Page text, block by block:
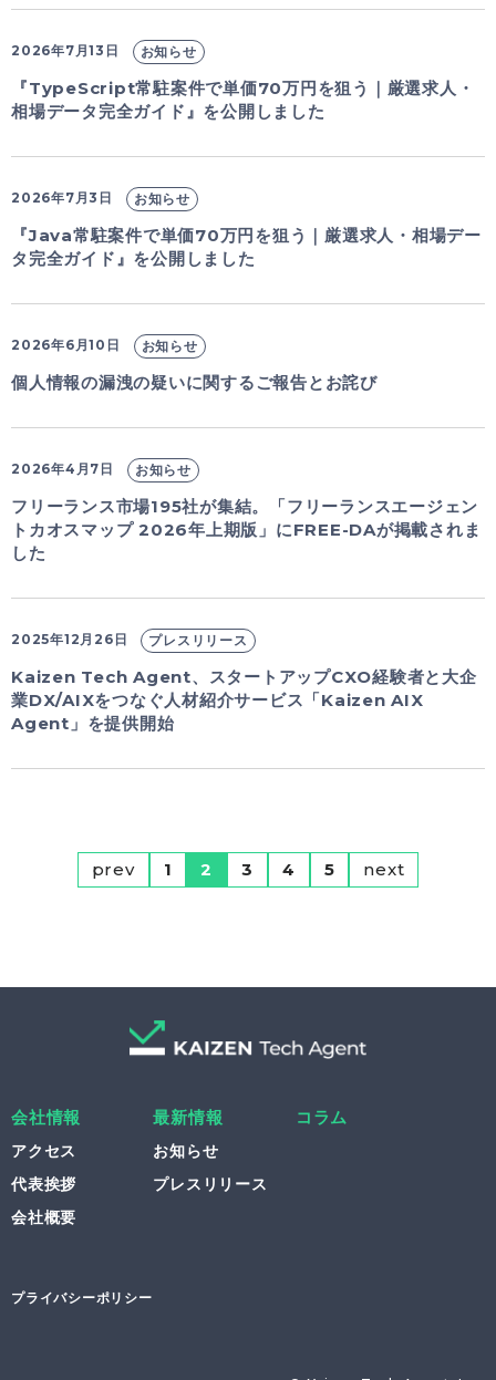
2026年7月13日 お知らせ
『TypeScript常駐案件で単価70万円を狙う｜厳選求人・
相場データ完全ガイド』を公開しました
2026年7月3日 お知らせ
『Java常駐案件で単価70万円を狙う｜厳選求人・相場デー
タ完全ガイド』を公開しました
2026年6月10日 お知らせ
個人情報の漏洩の疑いに関するご報告とお詫び
2026年4月7日 お知らせ
フリーランス市場195社が集結。「フリーランスエージェン
トカオスマップ 2026年上期版」にFREE-DAが掲載されま
した
2025年12月26日 プレスリリース
Kaizen Tech Agent、スタートアップCXO経験者と大企
業DX/AIXをつなぐ人材紹介サービス「Kaizen AIX
Agent」を提供開始
prev 1 2 3 4 5 next
会社情報
アクセス
代表挨拶
会社概要
最新情報
お知らせ
プレスリリース
コラム
プライバシーポリシー